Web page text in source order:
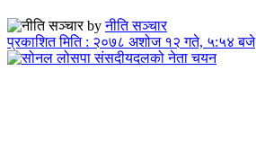
by नीति सञ्चार
प्रकाशित मिति : २०७८ अशोज १२ गते, ५:५४ बजे